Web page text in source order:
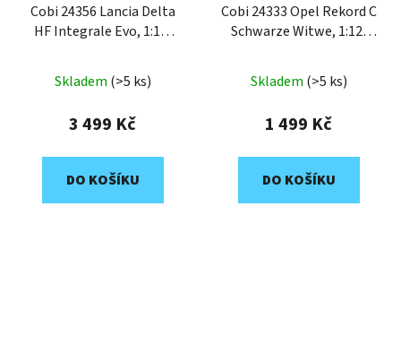
Cobi 24356 Lancia Delta
HF Integrale Evo, 1:12,
EDITION
Skladem (>5 ks)
3 499 Kč
DO KOŠÍKU
Cobi 24333 Opel Rekord C
Schwarze Witwe, 1:12,
Skladem (>5 ks)
1 499 Kč
DO KOŠÍKU